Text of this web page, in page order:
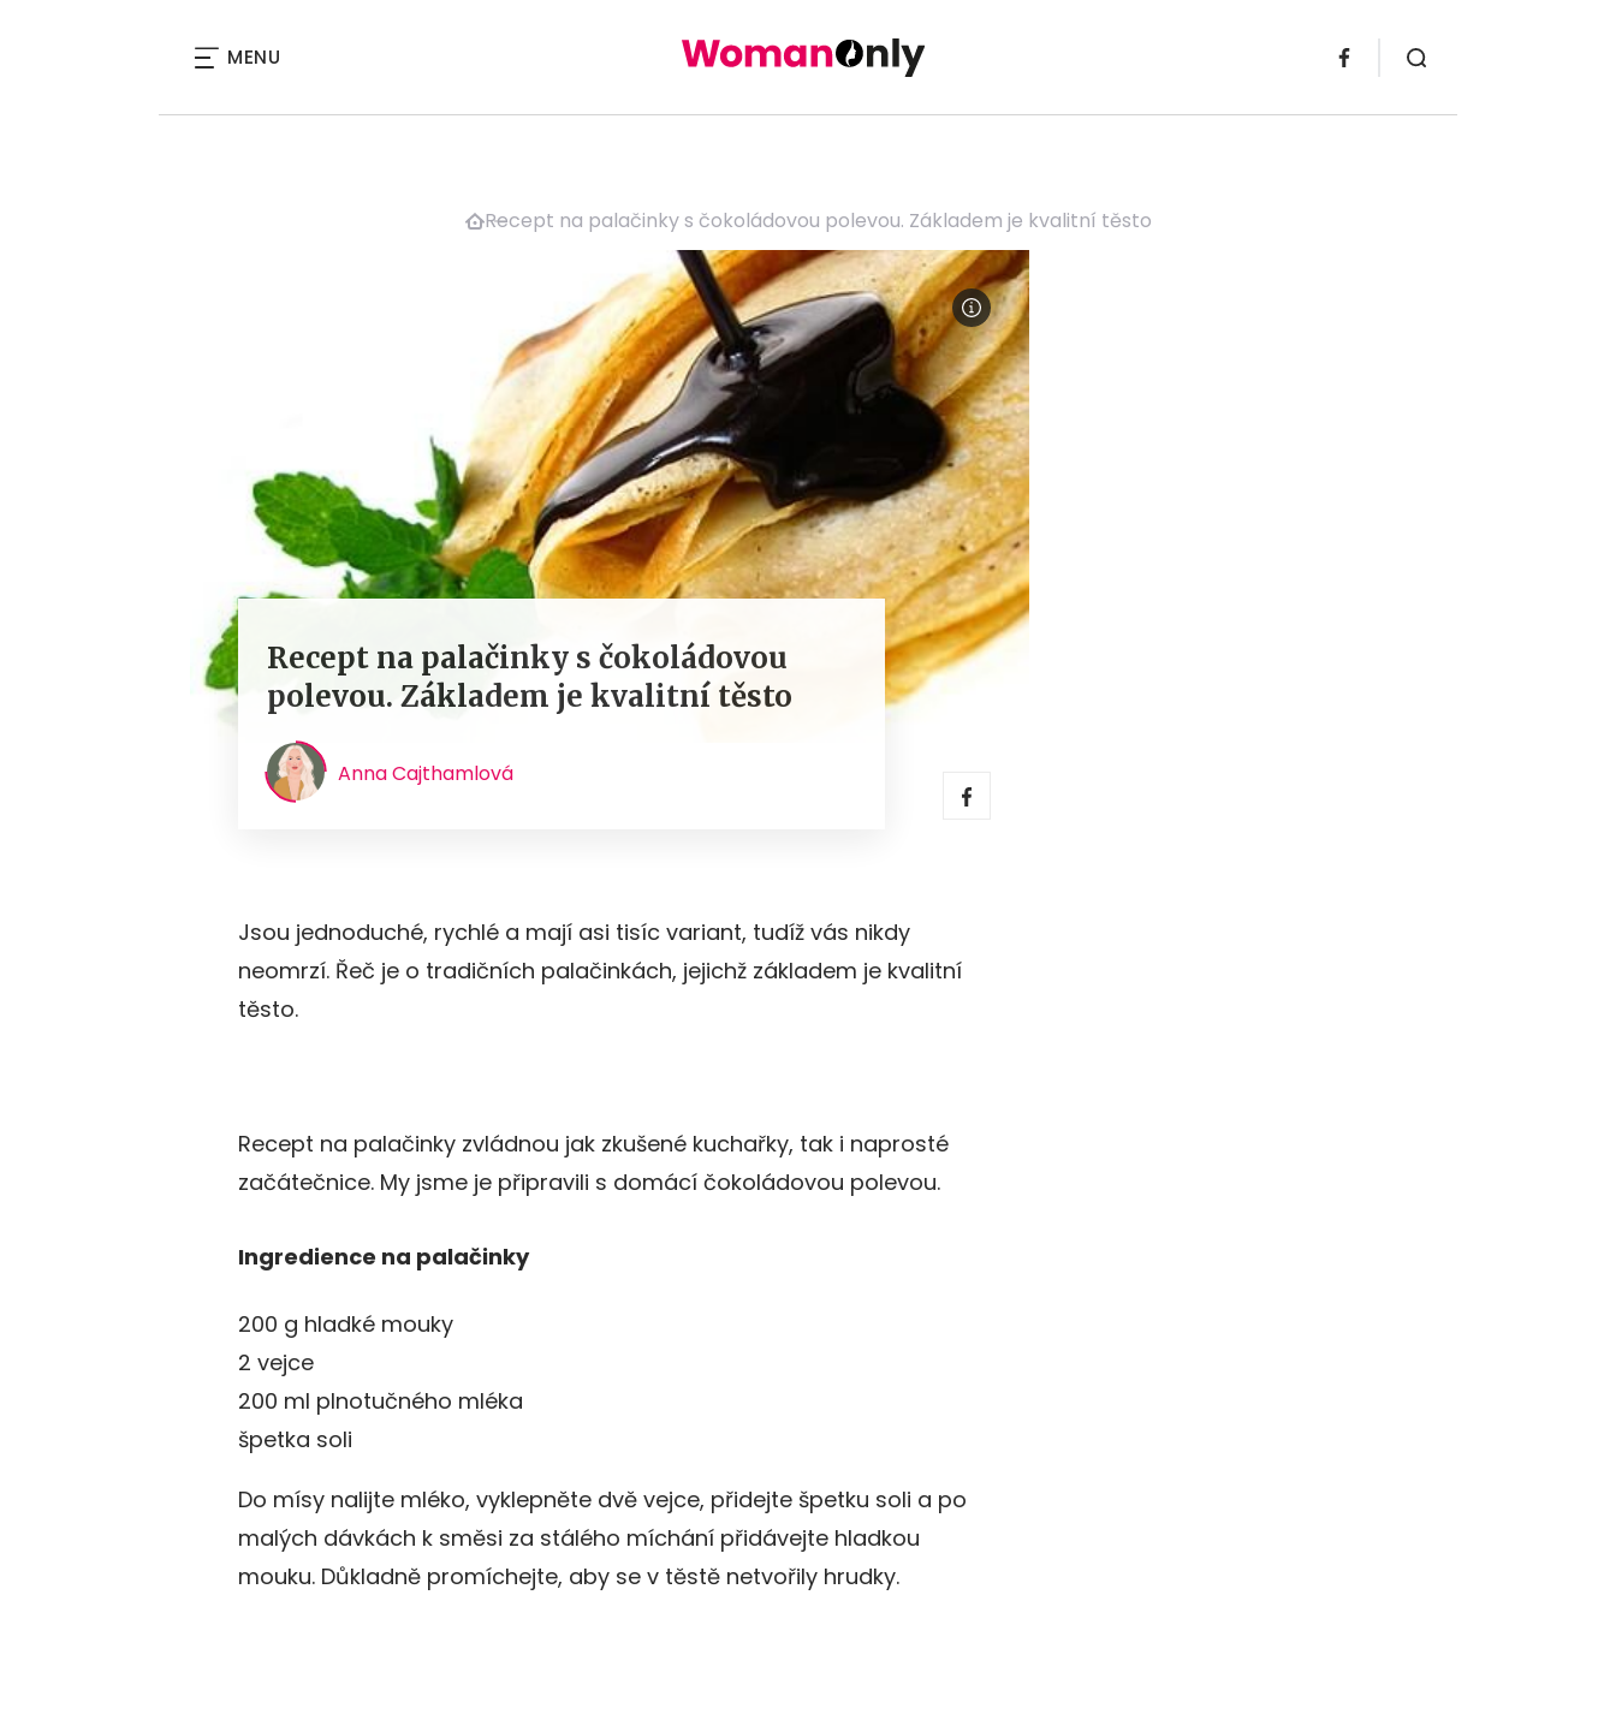
MENU
Recept na palačinky s čokoládovou polevou. Základem je kvalitní těsto
Recept na palačinky s čokoládovou
polevou. Základem je kvalitní těsto
Anna Cajthamlová
Jsou jednoduché, rychlé a mají asi tisíc variant, tudíž vás nikdy
neomrzí. Řeč je o tradičních palačinkách, jejichž základem je kvalitní
těsto.
Recept na palačinky zvládnou jak zkušené kuchařky, tak i naprosté
začátečnice. My jsme je připravili s domácí čokoládovou polevou.
Ingredience na palačinky
200 g hladké mouky
2 vejce
200 ml plnotučného mléka
špetka soli
Do mísy nalijte mléko, vyklepněte dvě vejce, přidejte špetku soli a po
malých dávkách k směsi za stálého míchání přidávejte hladkou
mouku. Důkladně promíchejte, aby se v těstě netvořily hrudky.